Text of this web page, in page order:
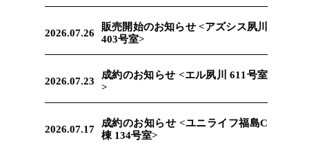
2026.07.26
販売開始のお知らせ <アズシス夙川
403号室>
2026.07.23
成約のお知らせ <エル夙川 611号室
>
2026.07.17
成約のお知らせ <ユニライフ福島C
棟 134号室>